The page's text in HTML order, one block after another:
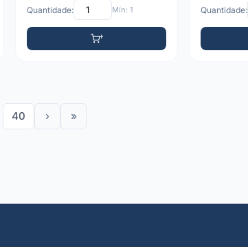
Quantidade: Mín: 1 Quantidade:
40 › »